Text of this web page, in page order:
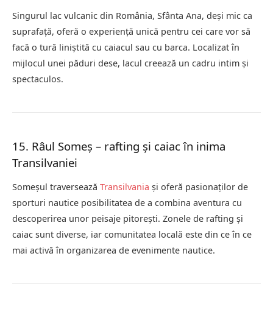
Singurul lac vulcanic din România, Sfânta Ana, deși mic ca
suprafață, oferă o experiență unică pentru cei care vor să
facă o tură liniștită cu caiacul sau cu barca. Localizat în
mijlocul unei păduri dese, lacul creează un cadru intim și
spectaculos.
15. Râul Someș – rafting și caiac în inima
Transilvaniei
Someșul traversează Transilvania și oferă pasionaților de
sporturi nautice posibilitatea de a combina aventura cu
descoperirea unor peisaje pitorești. Zonele de rafting și
caiac sunt diverse, iar comunitatea locală este din ce în ce
mai activă în organizarea de evenimente nautice.